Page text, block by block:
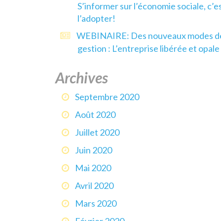
S’informer sur l’économie sociale,
l’adopter!
WEBINAIRE: Des nouveaux modes
gestion : L’entreprise libérée et opale
Archives
Septembre 2020
Août 2020
Juillet 2020
Juin 2020
Mai 2020
Avril 2020
Mars 2020